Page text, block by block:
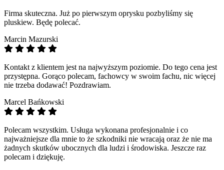
Firma skuteczna. Już po pierwszym oprysku pozbyliśmy się
pluskiew. Będę polecać.
Marcin Mazurski
Kontakt z klientem jest na najwyższym poziomie. Do tego cena jest
przystępna. Gorąco polecam, fachowcy w swoim fachu, nic więcej
nie trzeba dodawać! Pozdrawiam.
Marcel Bańkowski
Polecam wszystkim. Usługa wykonana profesjonalnie i co
najważniejsze dla mnie to że szkodniki nie wracają oraz że nie ma
żadnych skutków ubocznych dla ludzi i środowiska. Jeszcze raz
polecam i dziękuję.